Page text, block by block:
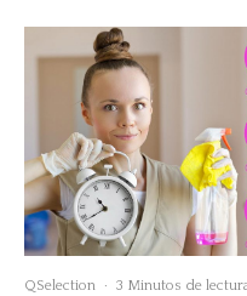
QSelection · 3 Minutos de